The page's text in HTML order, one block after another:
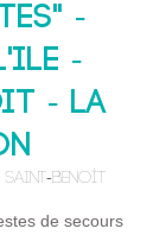
-
-
- La
Saint-Benoît
de secours